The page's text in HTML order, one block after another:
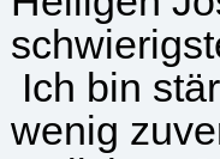
Ich bin
wenig